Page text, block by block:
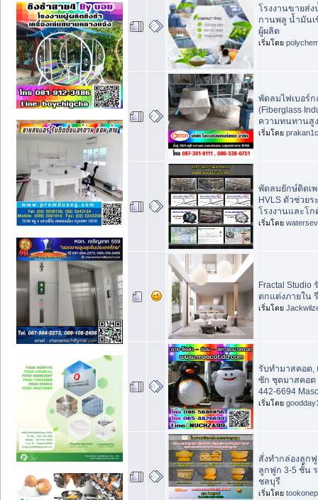
โรงงานขายส่
กานพลู น้ำมันเ
ผู้ผลิต
เริ่มโดย
พัดลมไฟเบอร์
(Fiberglass
ความทนทานสูง
เริ่มโดย prakan1c
พัดลมยักษ์ติดเ
HVLS ตัวช่วย
โรงงานและโ
เริ่มโดย
Fractal Studio
ตกแต่งภายใน
เริ่มโดย
รับทำมาสคอต,
ซัก ชุดมาสคอต
442-6694
เริ่มโดย
สั่งทำกล่องลูก
ลูกฟูก 3-5 ชั้น
ชลบุรี
เริ่มโดย